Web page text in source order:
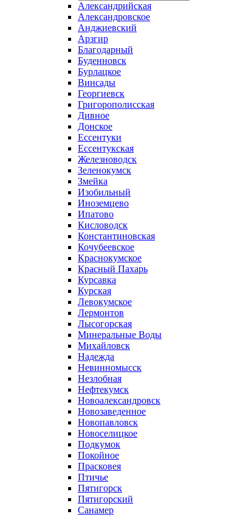
Александрийская
Александровское
Анджиевский
Арзгир
Благодарный
Буденновск
Бурлацкое
Винсады
Георгиевск
Григорополисская
Дивное
Донское
Ессентуки
Ессентукская
Железноводск
Зеленокумск
Змейка
Изобильный
Иноземцево
Ипатово
Кисловодск
Константиновская
Кочубеевское
Краснокумское
Красный Пахарь
Курсавка
Курская
Левокумское
Лермонтов
Лысогорская
Минеральные Воды
Михайловск
Надежда
Невинномысск
Незлобная
Нефтекумск
Новоалександровск
Новозаведенное
Новопавловск
Новоселицкое
Подкумок
Покойное
Прасковея
Птичье
Пятигорск
Пятигорский
Санамер